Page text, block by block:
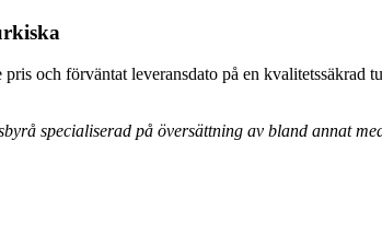
pris och förväntat leveransdato på en
specialiserad på översättning av bland annat